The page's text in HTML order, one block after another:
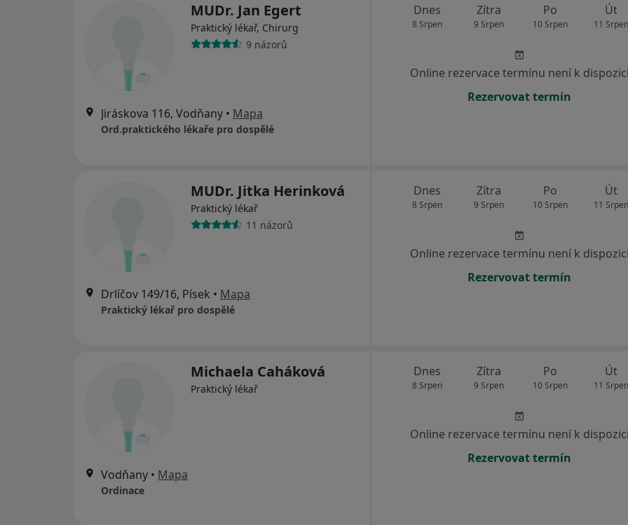
MUDr. Jan Egert
Praktický lékař, Chirurg
9 názorů
Jiráskova 116, Vodňany • Mapa
Ord.praktického lékaře pro dospělé
Dnes
8 Srpen
Zítra
9 Srpen
Po
10 Srpen
Út
11 Srpen
Online rezervace termínu není k dispozici
Rezervovat termín
MUDr. Jitka Herinková
Praktický lékař
11 názorů
Drlíčov 149/16, Písek • Mapa
Praktický lékař pro dospělé
Dnes
8 Srpen
Zítra
9 Srpen
Po
10 Srpen
Út
11 Srpen
Online rezervace termínu není k dispozici
Rezervovat termín
Michaela Caháková
Praktický lékař
Vodňany • Mapa
Ordinace
Dnes
8 Srpen
Zítra
9 Srpen
Po
10 Srpen
Út
11 Srpen
Online rezervace termínu není k dispozici
Rezervovat termín